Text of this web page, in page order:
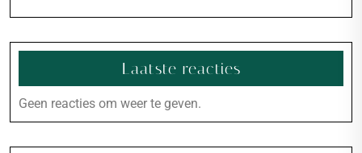
Laatste reacties
Geen reacties om weer te geven.